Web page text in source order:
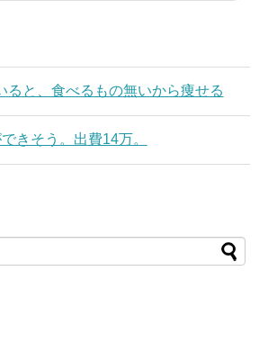
ると、食べるもの無いから痩せる
きそう。出費14万。